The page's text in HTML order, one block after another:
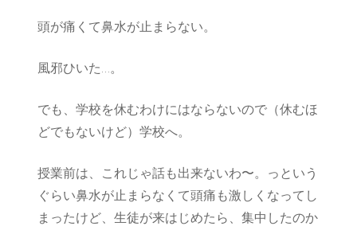
頭が痛くて鼻水が止まらない。
風邪ひいた…。
でも、学校を休むわけにはならないので（休むほ
どでもないけど）学校へ。
授業前は、これじゃ話も出来ないわ〜。っという
ぐらい鼻水が止まらなくて頭痛も激しくなってし
まったけど、生徒が来はじめたら、集中したのか